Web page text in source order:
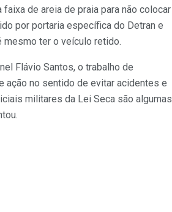
de areia de praia para não colocar
por portaria específica do Detran e
mesmo ter o veículo retido.
Flávio Santos, o trabalho de
ação no sentido de evitar acidentes e
militares da Lei Seca são algumas